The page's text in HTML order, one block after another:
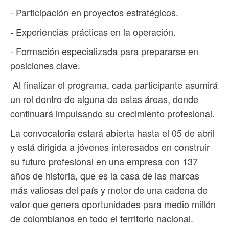
- Participación en proyectos estratégicos.
- Experiencias prácticas en la operación.
- Formación especializada para prepararse en
posiciones clave.
Al finalizar el programa, cada participante asumirá
un rol dentro de alguna de estas áreas, donde
continuará impulsando su crecimiento profesional.
La convocatoria estará abierta hasta el 05 de abril
y está dirigida a jóvenes interesados en construir
su futuro profesional en una empresa con 137
años de historia, que es la casa de las marcas
más valiosas del país y motor de una cadena de
valor que genera oportunidades para medio millón
de colombianos en todo el territorio nacional.